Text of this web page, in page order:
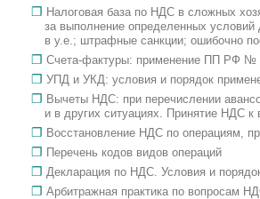
Налоговая база по НДС в сложных
за выполнение определенных условий
в у.е.; штрафные санкции; ошибочно
Счета-фактуры: применение ПП РФ №
УПД и УКД: условия и порядок
Вычеты НДС: при перечислении
и в других ситуациях. Принятие НДС
Восстановление НДС по операциям,
Перечень кодов видов операций
Декларация по НДС. Условия и
Арбитражная практика по вопросам